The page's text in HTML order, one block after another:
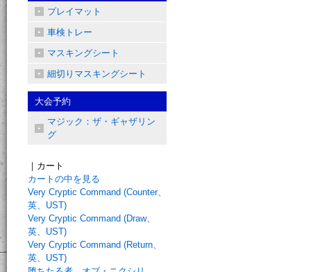
プレイマット
車検トレー
マスキングシート
細切りマスキングシート
大会予約
マジック：ザ・ギャザリン
グ
｜カート
カートの中を見る
Very Cryptic Command (Counter、
英、UST)
Very Cryptic Command (Draw、
英、UST)
Very Cryptic Command (Return、
英、UST)